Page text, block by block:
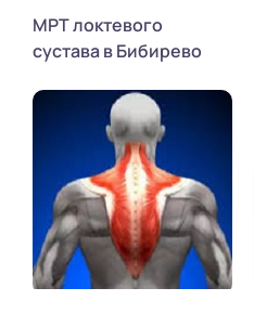
МРТ локтевого
сустава в Бибирево